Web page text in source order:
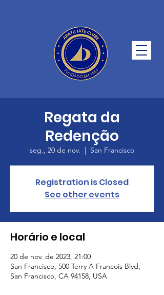
Regata da
Redenção
seg., 20 de nov.
  |
San Francisco
Registration is Closed
See other events
Horário e local
20 de nov. de 2023, 21:00
San Francisco, 500 Terry A Francois Blvd,
San Francisco, CA 94158, USA